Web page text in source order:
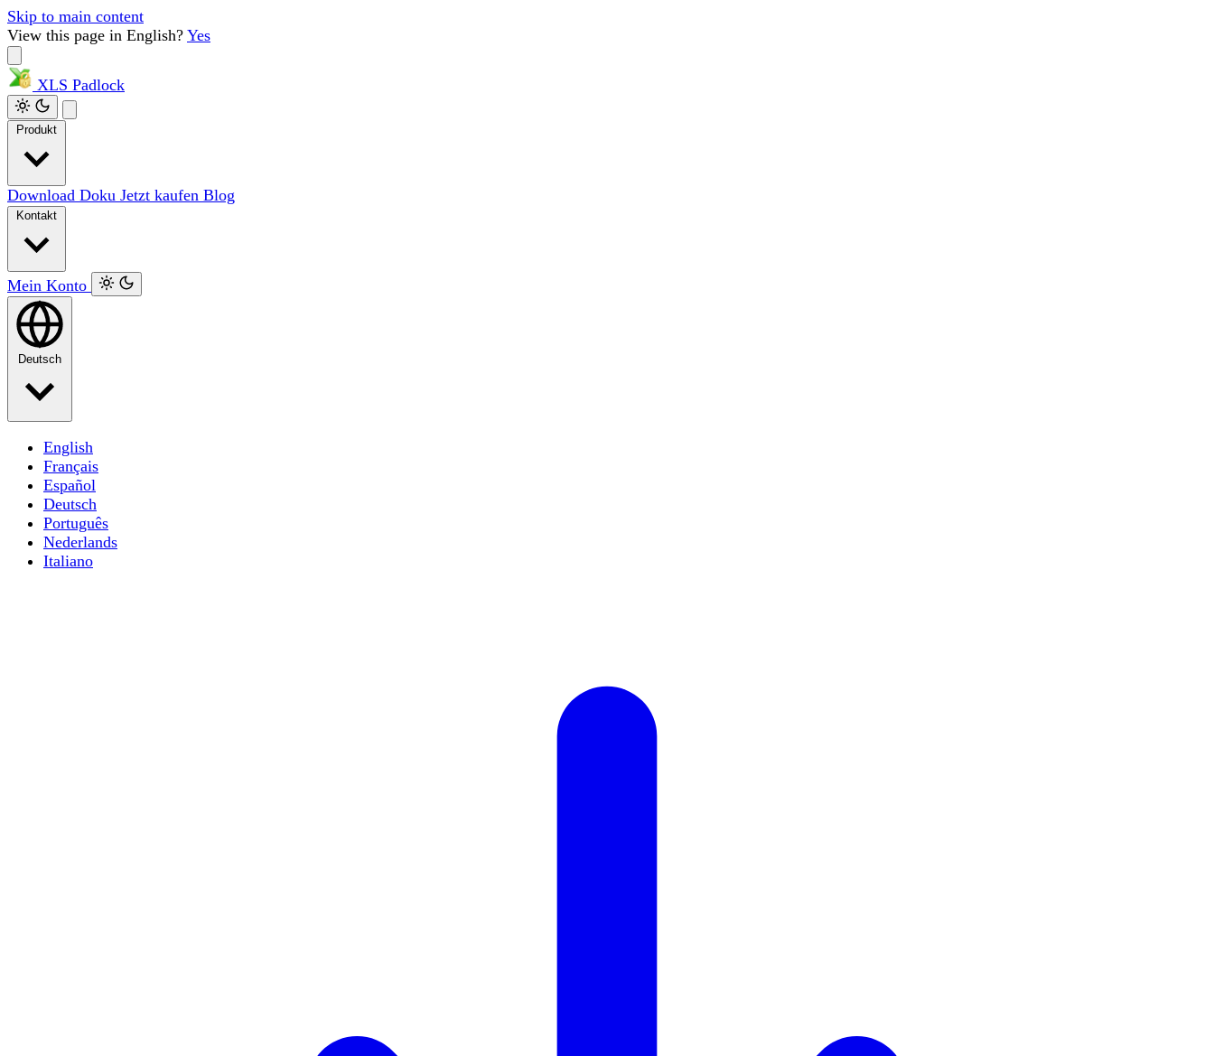
Skip to main content
View this page in English? Yes
XLS Padlock
Download Doku Jetzt kaufen Blog
Mein Konto
Deutsch
English
Français
Español
Deutsch
Português
Nederlands
Italiano